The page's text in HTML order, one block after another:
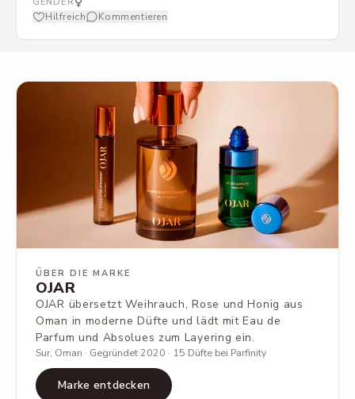
Hilfreich Kommentieren
ÜBER DIE MARKE
OJAR
OJAR übersetzt Weihrauch, Rose und Honig aus
Oman in moderne Düfte und lädt mit Eau de
Parfum und Absolues zum Layering ein.
Sur, Oman · Gegründet 2020 · 15 Düfte bei Parfinity
Marke entdecken